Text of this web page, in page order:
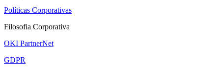
Políticas Corporativas
Filosofia Corporativa
OKI PartnerNet
GDPR